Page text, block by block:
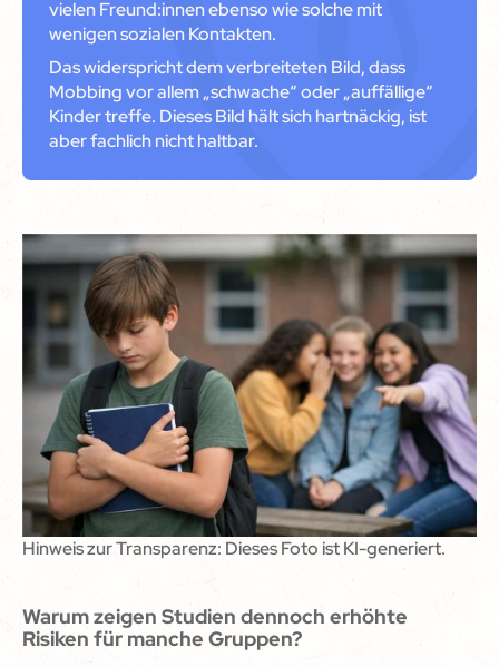
vielen Freund:innen ebenso wie solche mit
wenigen sozialen Kontakten.
Das widerspricht dem verbreiteten Bild, dass
Mobbing vor allem „schwache“ oder „auffällige“
Kinder treffe. Dieses Bild hält sich hartnäckig, ist
aber fachlich nicht haltbar.
Warum zeigen Studien dennoch erhöhte
Risiken für manche Gruppen?
Hinweis zur Transparenz: Dieses Foto ist KI-generiert.